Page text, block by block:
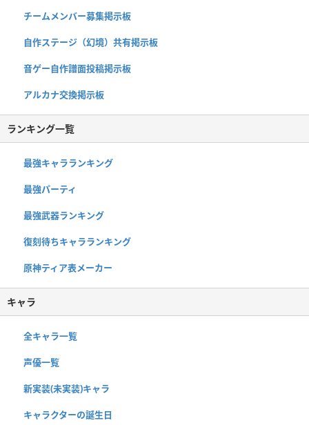
チームメンバー募集掲示板
自作ステージ（幻境）共有掲示板
音ゲー自作譜面投稿掲示板
アルカナ交換掲示板
ランキング一覧
最強キャラランキング
最強パーティ
最強武器ランキング
復刻待ちキャラランキング
原神ティア表メーカー
キャラ
全キャラ一覧
声優一覧
新実装(未実装)キャラ
キャラクターの誕生日